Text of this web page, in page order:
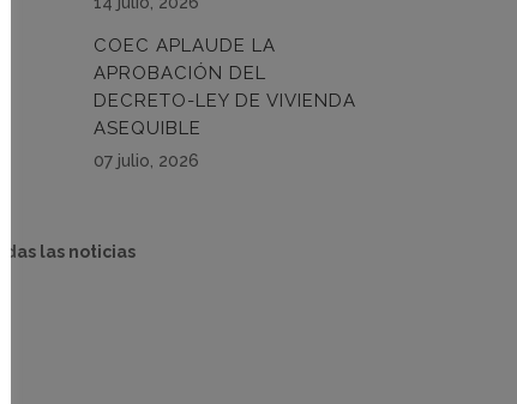
COEC APLAUDE LA
APROBACIÓN DEL
DECRETO-LEY DE VIVIENDA
ASEQUIBLE
07 julio, 2026
las noticias